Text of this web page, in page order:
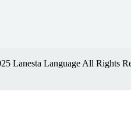
Lanesta Language All Rights